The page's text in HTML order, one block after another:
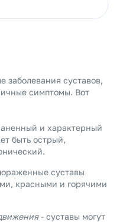
заболевания суставов,
симптомы. Вот
и характерный
быть острый,
суставы
красными и горячими
- суставы могут